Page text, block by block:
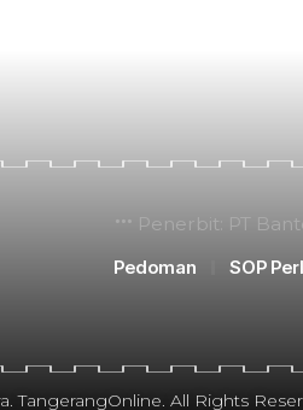
Penerbit: PT
Pedoman
SOP
TangerangOnline. All Rights